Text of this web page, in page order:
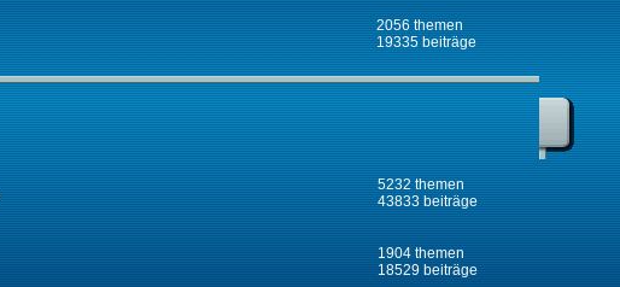
2056 themen
19335 beiträge
5232 themen
43833 beiträge
1904 themen
18529 beiträge